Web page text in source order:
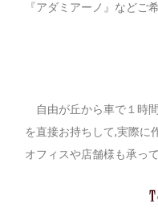
『アダミアーノ』などご
自由が丘から車で１時
を直接お持ちして,実際に
オフィスや店舗様も承っ